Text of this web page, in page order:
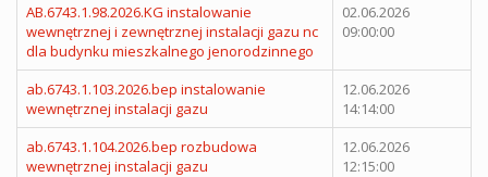
AB.6743.1.98.2026.KG instalowanie
wewnętrznej i zewnętrznej instalacji gazu nc
dla budynku mieszkalnego jenorodzinnego
02.06.2026
09:00:00
ab.6743.1.103.2026.bep instalowanie
wewnętrznej instalacji gazu
12.06.2026
14:14:00
ab.6743.1.104.2026.bep rozbudowa
wewnętrznej instalacji gazu
12.06.2026
12:15:00